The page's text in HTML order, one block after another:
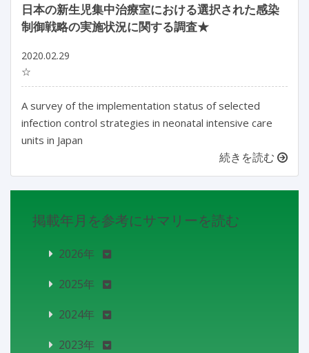
日本の新生児集中治療室における選択された感染
制御戦略の実施状況に関する調査★
2020.02.29
☆
A survey of the implementation status of selected
infection control strategies in neonatal intensive care
units in Japan
続きを読む
掲載年月を参考にサマリーを読む
2026年
2025年
2024年
2023年